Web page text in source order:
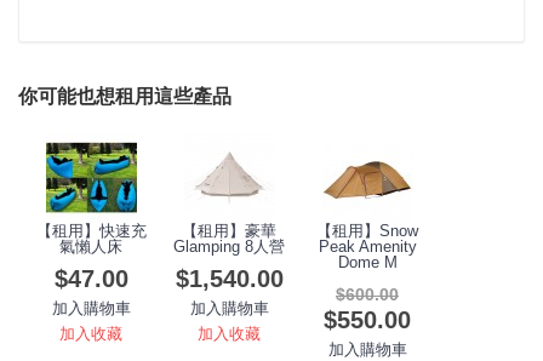
你可能也想租用這些產品
【租用】快速充
氣懶人床
$47.00
加入購物車
加入收藏
【租用】豪華
Glamping 8人營
$1,540.00
加入購物車
加入收藏
【租用】Snow
Peak Amenity
Dome M
$600.00
$550.00
加入購物車